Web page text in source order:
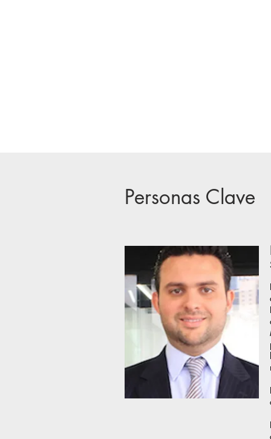
Personas Clave